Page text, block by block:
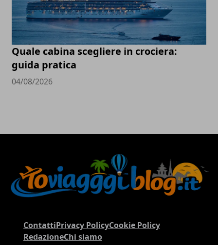
Quale cabina scegliere in crociera:
guida pratica
04/08/2026
ContattiPrivacy PolicyCookie Policy
RedazioneChi siamo